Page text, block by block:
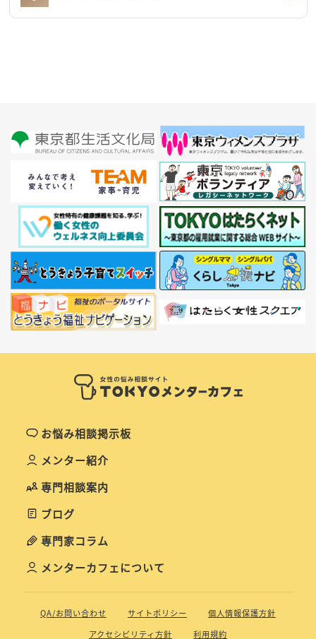
お悩み相談掲示板
メンター紹介
専門相談案内
ブログ
専門家コラム
メンターカフェについて
QA/お問い合わせ サイトポリシー
個人情報保護方針
アクセシビリティ方針
利用規約